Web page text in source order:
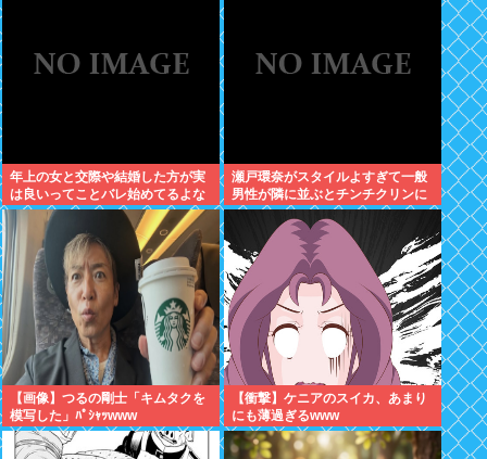
年上の女と交際や結婚した方が実
は良いってことバレ始めてるよな
瀬戸環奈がスタイルよすぎて一般
男性が隣に並ぶとチンチクリンに
見えてしまう
【画像】つるの剛士「キムタクを
模写した」ﾊﾟｼｬｯwww
【衝撃】ケニアのスイカ、あまり
にも薄過ぎるwww